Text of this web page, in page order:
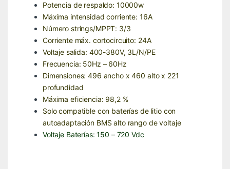
Potencia de respaldo: 10000w
Máxima intensidad corriente: 16A
Número strings/MPPT: 3/3
Corriente máx. cortocircuito: 24A
Voltaje salida: 400-380V, 3L/N/PE
Frecuencia: 50Hz – 60Hz
Dimensiones: 496 ancho x 460 alto x 221
profundidad
Máxima eficiencia: 98,2 %
Solo compatible con baterías de litio con
autoadaptación BMS alto rango de voltaje
Voltaje Baterías: 150 – 720 Vdc